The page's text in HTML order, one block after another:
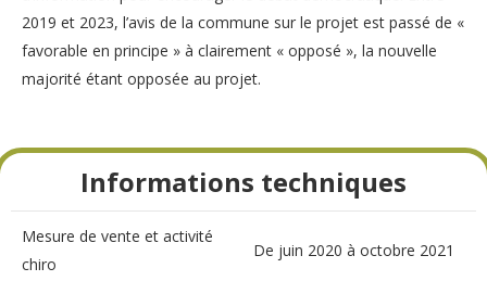
2019 et 2023, l’avis de la commune sur le projet est passé de «
favorable en principe » à clairement « opposé », la nouvelle
majorité étant opposée au projet.
Informations techniques
Mesure de vente et activité
chiro
De juin 2020 à octobre 2021